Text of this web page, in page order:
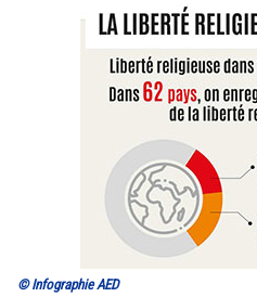
© Infographie AED